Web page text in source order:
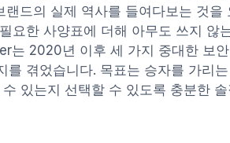
드의 실제 역사를 들여다보는 것을
요한 사양표에 더해 아무도 쓰지 않
는 2020년 이후 세 가지 중대한 보
겪었습니다. 목표는 승자를 가리
있는지 선택할 수 있도록 충분한